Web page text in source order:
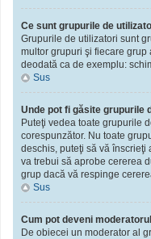
Ce sunt grupurile de
Grupurile de utilizatori sunt
multor grupuri şi fiecare
deodată ca de exemplu:
Sus
Unde pot fi găsite grupurile
Puteţi vedea toate grupurile
corespunzător. Nu toate
deschis, puteţi să vă
va trebui să aprobe cererea
grup dacă vă respinge
Sus
Cum pot deveni
De obiecei un moderator al